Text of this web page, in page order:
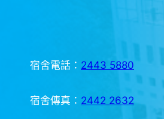
宿舍電話： 2443 5880
宿舍傳真： 2442 2632